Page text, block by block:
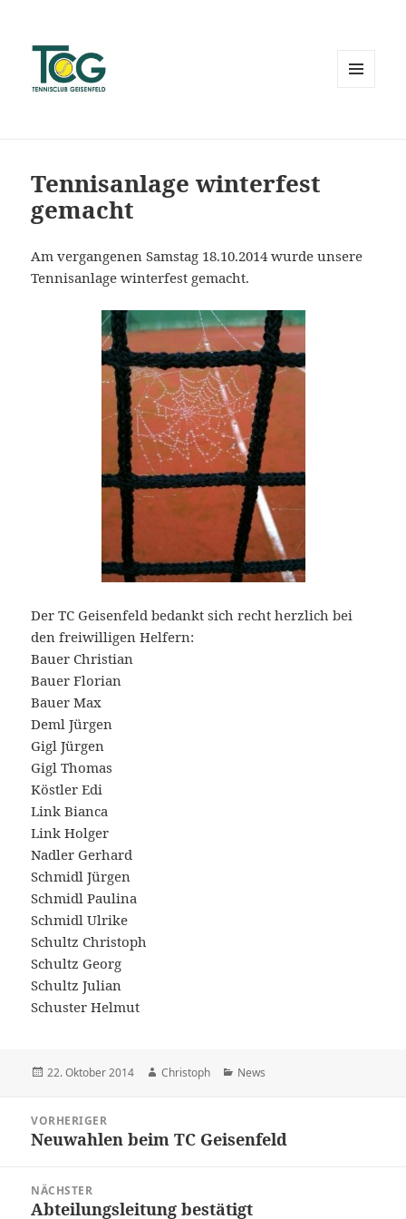
Tennisanlage winterfest
gemacht
Am vergangenen Samstag 18.10.2014 wurde unsere
Tennisanlage winterfest gemacht.
Der TC Geisenfeld bedankt sich recht herzlich bei
den freiwilligen Helfern:
Bauer Christian
Bauer Florian
Bauer Max
Deml Jürgen
Gigl Jürgen
Gigl Thomas
Köstler Edi
Link Bianca
Link Holger
Nadler Gerhard
Schmidl Jürgen
Schmidl Paulina
Schmidl Ulrike
Schultz Christoph
Schultz Georg
Schultz Julian
Schuster Helmut
Veröffentlicht
22. Oktober 2014 Autor
Christoph Kategorien
News
VORHERIGER
Vorheriger
Neuwahlen beim TC Geisenfeld
NÄCHSTER
Nächster
Abteilungsleitung bestätigt